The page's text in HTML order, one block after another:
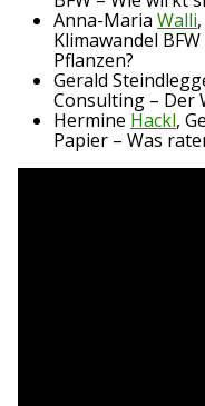
Anna-Maria Walli
Klimawandel
Pflanzen?
Gerald
Consulting – Der
Hermine Hackl,
Papier – Was